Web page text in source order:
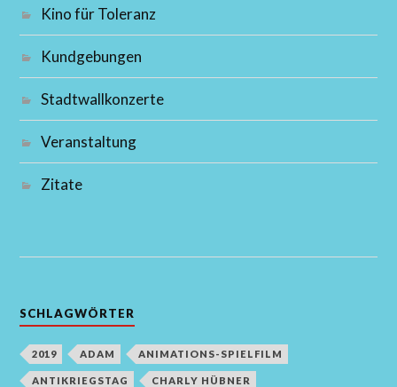
Kino für Toleranz
Kundgebungen
Stadtwallkonzerte
Veranstaltung
Zitate
SCHLAGWÖRTER
2019 ADAM ANIMATIONS-SPIELFILM
ANTIKRIEGSTAG CHARLY HÜBNER